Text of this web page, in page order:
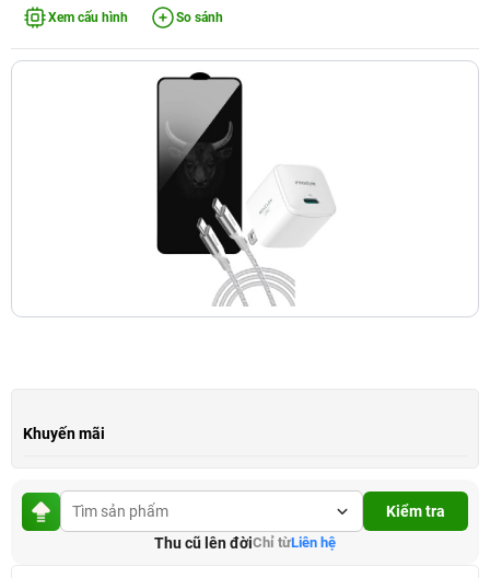
Xem cấu hình So sánh
Khuyến mãi
Kiểm tra
Thu cũ lên đờiChỉ từLiên hệ